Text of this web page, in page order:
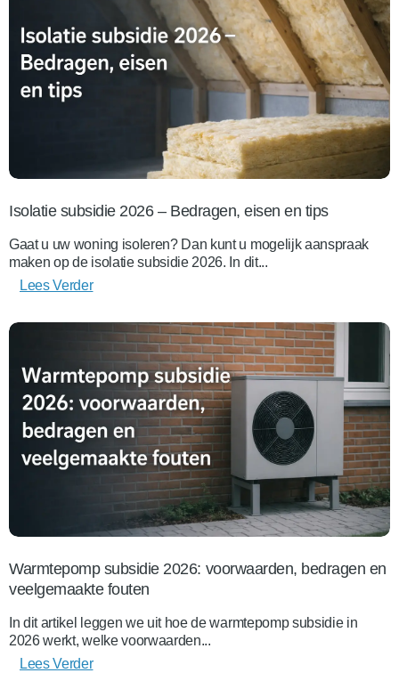
Isolatie subsidie 2026 – Bedragen, eisen en tips
Gaat u uw woning isoleren? Dan kunt u mogelijk aanspraak
maken op de isolatie subsidie 2026. In dit...
Lees Verder
Warmtepomp subsidie 2026: voorwaarden, bedragen en
veelgemaakte fouten
In dit artikel leggen we uit hoe de warmtepomp subsidie in
2026 werkt, welke voorwaarden...
Lees Verder